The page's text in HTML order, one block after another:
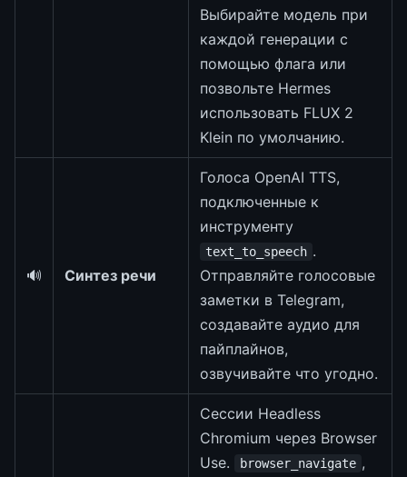
Выбирайте модель при
каждой генерации с
помощью флага или
позвольте Hermes
использовать FLUX 2
Klein по умолчанию.
🔊 Синтез речи
Голоса OpenAI TTS,
подключенные к
инструменту
text_to_speech .
Отправляйте голосовые
заметки в Telegram,
создавайте аудио для
пайплайнов,
озвучивайте что угодно.
Сессии Headless
Chromium через Browser
Use.
browser_navigate ,